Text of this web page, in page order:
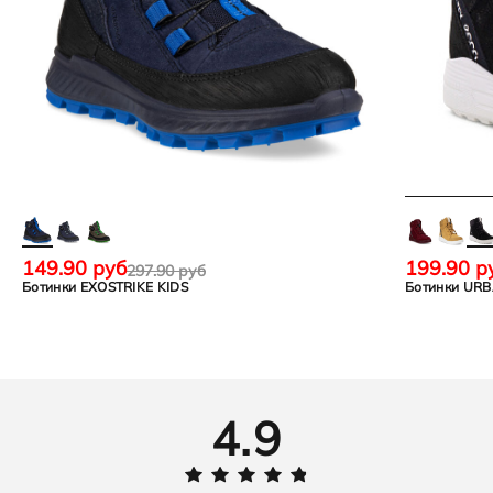
Дания
Ботинки EXOSTRIKE KIDS
297.90 руб
149.90 руб
Ботинки
199.90
4.9